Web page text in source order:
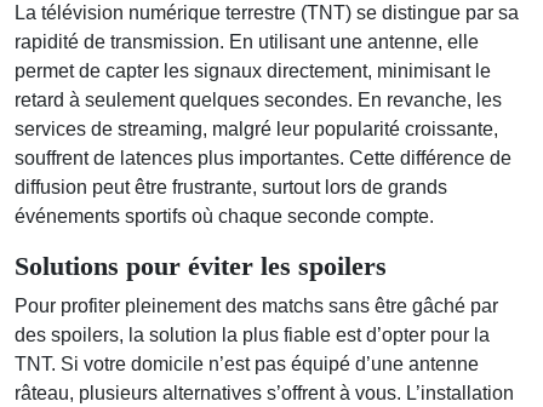
La télévision numérique terrestre (TNT) se distingue par sa
rapidité de transmission. En utilisant une antenne, elle
permet de capter les signaux directement, minimisant le
retard à seulement quelques secondes. En revanche, les
services de streaming, malgré leur popularité croissante,
souffrent de latences plus importantes. Cette différence de
diffusion peut être frustrante, surtout lors de grands
événements sportifs où chaque seconde compte.
Solutions pour éviter les spoilers
Pour profiter pleinement des matchs sans être gâché par
des spoilers, la solution la plus fiable est d’opter pour la
TNT. Si votre domicile n’est pas équipé d’une antenne
râteau, plusieurs alternatives s’offrent à vous. L’installation